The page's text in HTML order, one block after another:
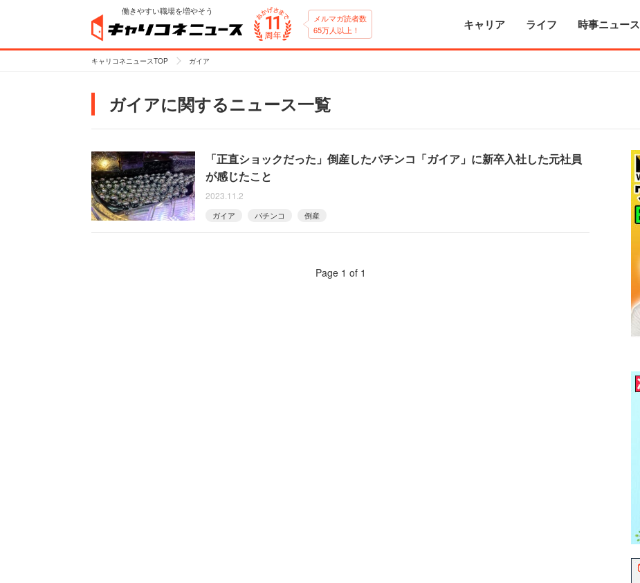
働きやすい職場を増やそう
メルマガ読者数
65万人以上！
キャリア ライフ 時事ニュース
キャリコネニュースTOP ガイア
ガイアに関するニュース一覧
「正直ショックだった」倒産したパチンコ「ガイア」に新卒入社した元社員
が感じたこと
2023.11.2
ガイア パチンコ 倒産
Page 1 of 1